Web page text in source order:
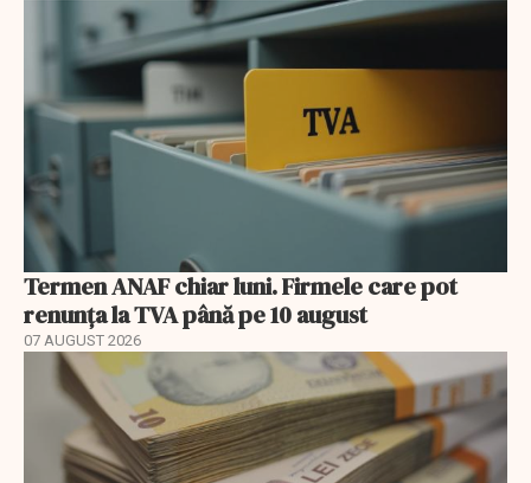
Termen ANAF chiar luni. Firmele care pot
renunța la TVA până pe 10 august
07 AUGUST 2026